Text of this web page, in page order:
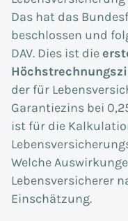
Das hat das
beschlossen und
DAV. Dies ist die
der für
Garantiezins bei
ist für die
Welche
Lebensversicherer
Einschätzung.